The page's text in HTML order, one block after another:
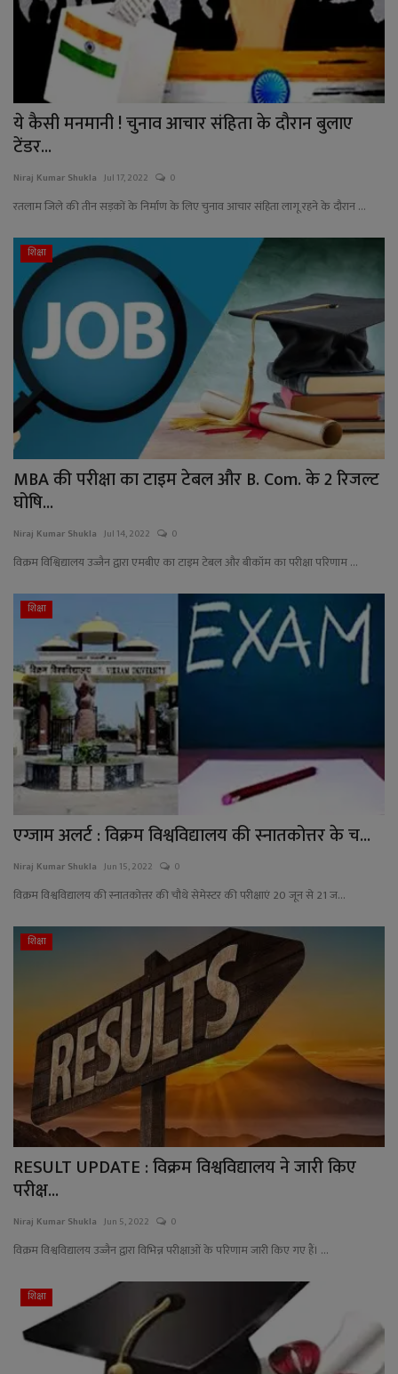
ये कैसी मनमानी ! चुनाव आचार संहिता के दौरान बुलाए
टेंडर...
Niraj Kumar Shukla Jul 17, 2022 0
रतलाम जिले की तीन सड़कों के निर्माण के लिए चुनाव आचार संहिता लागू रहने के दौरान ...
शिक्षा
MBA की परीक्षा का टाइम टेबल और B. Com. के 2 रिजल्ट
घोषि...
Niraj Kumar Shukla Jul 14, 2022 0
विक्रम विश्विद्यालय उज्जैन द्वारा एमबीए का टाइम टेबल और बीकॉम का परीक्षा परिणाम ...
शिक्षा
एग्जाम अलर्ट : विक्रम विश्वविद्यालय की स्नातकोत्तर के च...
Niraj Kumar Shukla Jun 15, 2022 0
विक्रम विश्वविद्यालय की स्नातकोत्तर की चौथे सेमेस्टर की परीक्षाएं 20 जून से 21 ज...
शिक्षा
RESULT UPDATE : विक्रम विश्वविद्यालय ने जारी किए
परीक्ष...
Niraj Kumar Shukla Jun 5, 2022 0
विक्रम विश्वविद्यालय उज्जैन द्वारा विभिन्न परीक्षाओं के परिणाम जारी किए गए हैं। ...
शिक्षा